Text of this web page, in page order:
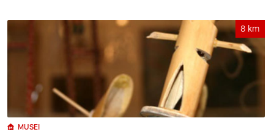
8 km
MUSEI